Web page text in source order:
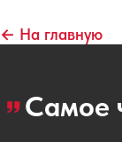
← На главную
Самое